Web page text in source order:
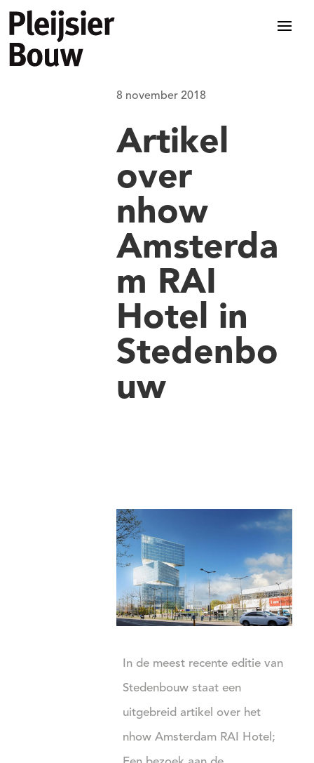
8 november 2018
Artikel
over
nhow
Amsterda
m RAI
Hotel in
Stedenbo
uw
In de meest recente editie van
Stedenbouw staat een
uitgebreid artikel over het
nhow Amsterdam RAI Hotel;